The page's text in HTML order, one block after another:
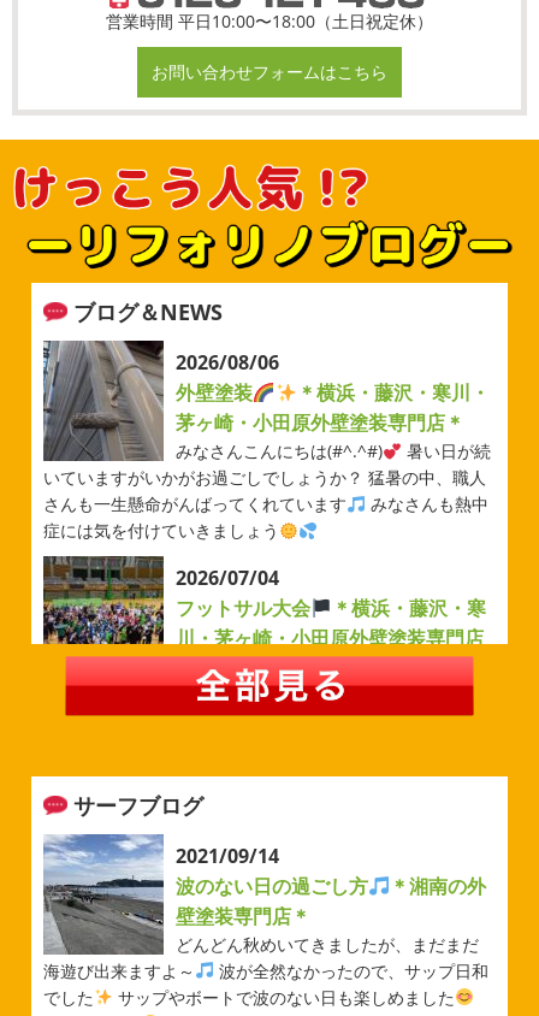
営業時間 平日10:00〜18:00（土日祝定休）
お問い合わせフォームはこちら
ブログ＆NEWS
2026/08/06
外壁塗装
＊横浜・藤沢・寒川・
茅ヶ崎・小田原外壁塗装専門店＊
みなさんこんにちは(#^.^#)
暑い日が続
いていますがいかがお過ごしでしょうか？ 猛暑の中、職人
さんも一生懸命がんばってくれています
みなさんも熱中
症には気を付けていきましょう
2026/07/04
フットサル大会
＊横浜・藤沢・寒
川・茅ヶ崎・小田原外壁塗装専門店
＊
みなさんこんにちは(#^.^#)
例年より過ごしやすい気温が
続いていますがいかがお過ごしでしょうか？ 先日は毎年恒
運動する機会が少ないのでいい運動になりました
...
2026/05/31
ベルマーレ
川・茅ヶ崎・小田原外壁塗装専門店
＊
みなさんこんにちは(#^.^#)
先日は試合の応援に行ったの
でその時の写真を載せようと思います
今シーズン初の応
援(*^▽^*) 弊社の新しい担当のキクチさんにも会えました
サーフブログ
2021/09/14
波のない日の過ごし方
＊湘南の外
壁塗装専門店＊
どんどん秋めいてきましたが、まだまだ
海遊び出来ますよ～
波が全然なかったので、サップ日和
でした
サップやボートで波のない日も楽しめました